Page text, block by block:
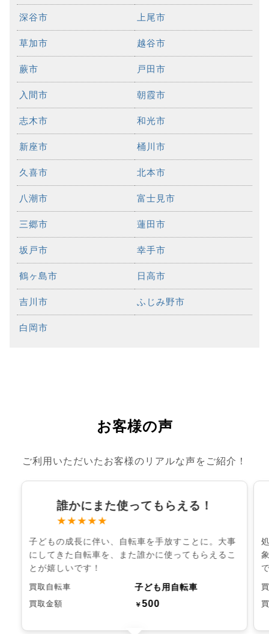
深谷市 上尾市
草加市 越谷市
蕨市 戸田市
入間市 朝霞市
志木市 和光市
新座市 桶川市
久喜市 北本市
八潮市 富士見市
三郷市 蓮田市
坂戸市 幸手市
鶴ヶ島市 日高市
吉川市 ふじみ野市
白岡市
お客様の声
ご利用いただいたお客様のリアルな声をご紹介！
誰かにまた使ってもらえる！
★★★★★
子どもの成長に伴い、自転車を手放すことに。大事
にしてきた自転車を、また誰かに使ってもらえるこ
とが嬉しいです！
買取自転車 子ども用自転車
買取金額 ￥500